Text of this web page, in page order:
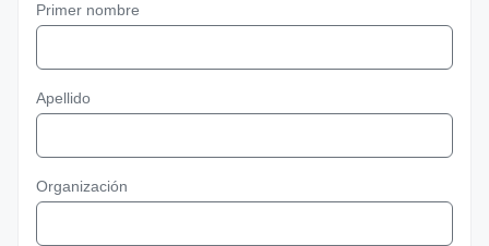
Primer nombre
Apellido
Organización